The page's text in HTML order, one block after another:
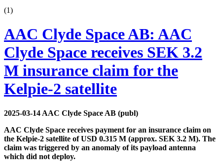
(1)
AAC Clyde Space AB: AAC
Clyde Space receives SEK 3.2
M insurance claim for the
Kelpie-2 satellite
2025-03-14 AAC Clyde Space AB (publ)
AAC Clyde Space receives payment for an insurance claim on
the Kelpie-2 satellite of USD 0.315 M (approx. SEK 3.2 M). The
claim was triggered by an anomaly of its payload antenna
which did not deploy.